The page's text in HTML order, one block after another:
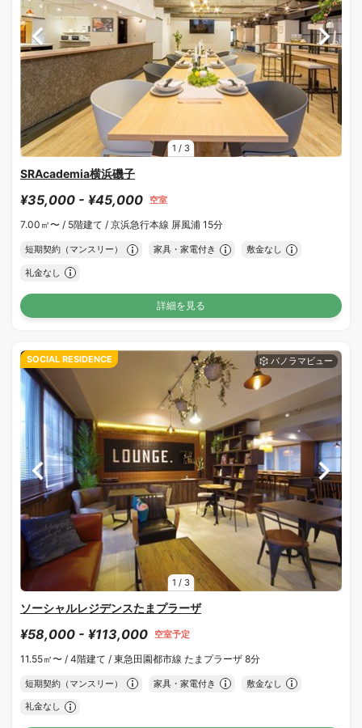
1 / 3
SRAcademia横浜磯子
¥35,000 - ¥45,000 空室
7.00㎡〜 / 5階建て / 京浜急行本線 屏風浦 15分
短期契約（マンスリー） 家具・家電付き 敷金なし
礼金なし
詳細を見る
1 / 3
SOCIAL RESIDENCE
ソーシャルレジデンスたまプラーザ
¥58,000 - ¥113,000 空室予定
11.55㎡〜 / 4階建て / 東急田園都市線 たまプラーザ 8分
短期契約（マンスリー） 家具・家電付き 敷金なし
礼金なし